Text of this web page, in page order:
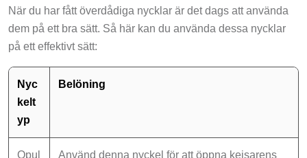
När du har fått överdådiga nycklar är det dags att använda
dem på ett bra sätt. Så här kan du använda dessa nycklar
på ett effektivt sätt:
Nyc
kelt
yp
Belöning
Opul
Använd denna nyckel för att öppna kejsarens